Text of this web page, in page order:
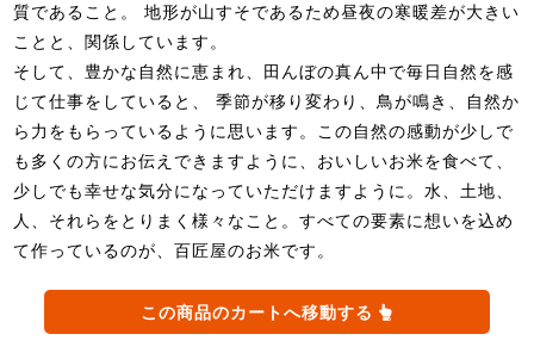
質であること。 地形が山すそであるため昼夜の寒暖差が大きい
ことと、関係しています。
そして、豊かな自然に恵まれ、田んぼの真ん中で毎日自然を感
じて仕事をしていると、 季節が移り変わり、鳥が鳴き、自然か
ら力をもらっているように思います。この自然の感動が少しで
も多くの方にお伝えできますように、おいしいお米を食べて、
少しでも幸せな気分になっていただけますように。水、土地、
人、それらをとりまく様々なこと。すべての要素に想いを込め
て作っているのが、百匠屋のお米です。
この商品のカートへ移動する